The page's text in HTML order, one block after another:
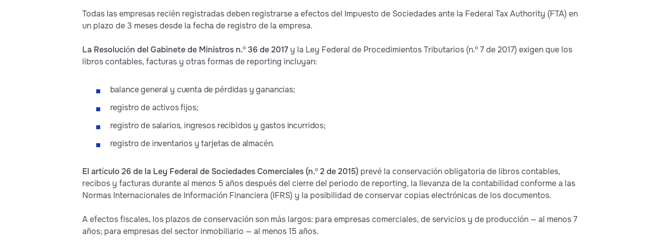
Todas las empresas recién registradas deben registrarse a efectos del Impuesto de Sociedades ante la Federal Tax Authority (FTA) en
un plazo de 3 meses desde la fecha de registro de la empresa.
La Resolución del Gabinete de Ministros n.º 36 de 2017y la Ley Federal de Procedimientos Tributarios (n.º 7 de 2017) exigen que los
libros contables, facturas y otras formas de reporting incluyan:
balance general y cuenta de pérdidas y ganancias;
registro de activos fijos;
registro de salarios, ingresos recibidos y gastos incurridos;
registro de inventarios y tarjetas de almacén.
El artículo 26 de la Ley Federal de Sociedades Comerciales (n.º 2 de 2015)prevé la conservación obligatoria de libros contables,
recibos y facturas durante al menos 5 años después del cierre del periodo de reporting, la llevanza de la contabilidad conforme a las
Normas Internacionales de Información Financiera (IFRS) y la posibilidad de conservar copias electrónicas de los documentos.
A efectos fiscales, los plazos de conservación son más largos: para empresas comerciales, de servicios y de producción — al menos 7
años; para empresas del sector inmobiliario — al menos 15 años.